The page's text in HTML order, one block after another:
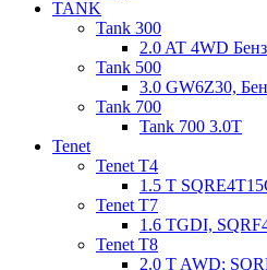
TANK
Tank 300
2.0 AT 4WD
Tank 500
3.0 GW6Z30,
Tank 700
Tank 700 3.0T
Tenet
Tenet T4
1.5 T
Tenet T7
1.6 TGDI,
Tenet T8
2.0 T AWD;